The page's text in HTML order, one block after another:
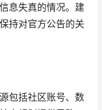
息失真的情况。建
持对官方公告的关
包括社区账号、数